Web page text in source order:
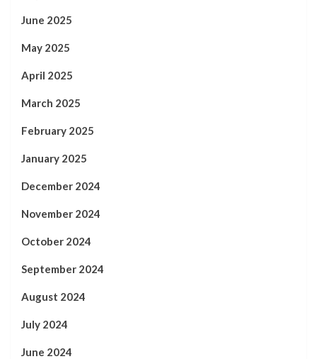
June 2025
May 2025
April 2025
March 2025
February 2025
January 2025
December 2024
November 2024
October 2024
September 2024
August 2024
July 2024
June 2024